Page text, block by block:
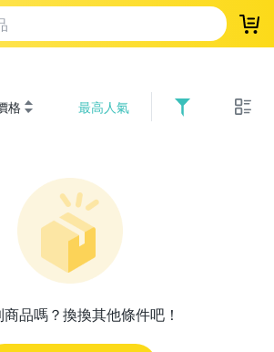
登
格 最高人氣
品嗎？換換其他條件吧！